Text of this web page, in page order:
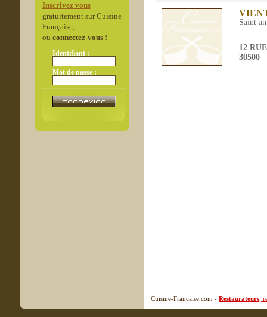
Inscrivez vous
gratuitement sur Cuisine
Française,
ou connectez-vous!
Identifiant :
Mot de passe :
Saint
12
30500
Cuisine-Francaise.com - Restaurateurs ,